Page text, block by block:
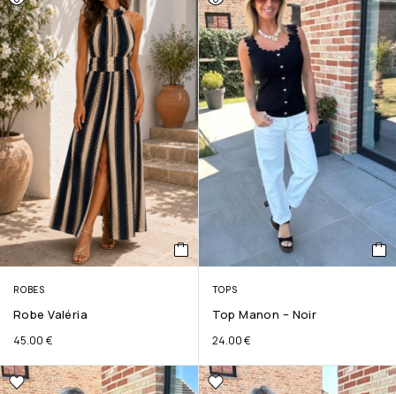
ROBES
Robe Valéria
45.00 €
TOPS
Top Manon – Noir
24.00€